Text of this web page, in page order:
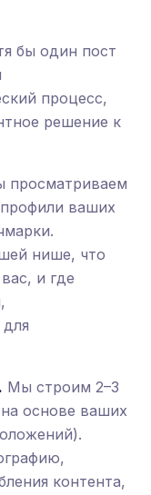
бы один пост
процесс,
решение к
просматриваем
ваших
нише, что
и где
Мы строим 2–3
основе ваших
контента,